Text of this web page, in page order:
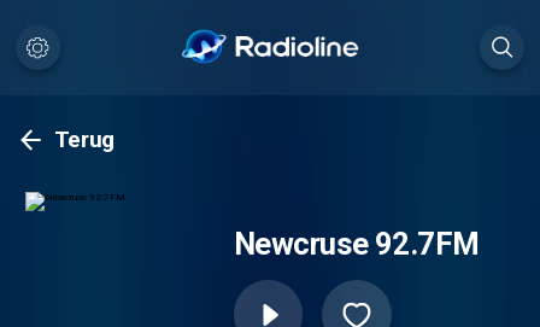
Terug
Newcruse 92.7FM